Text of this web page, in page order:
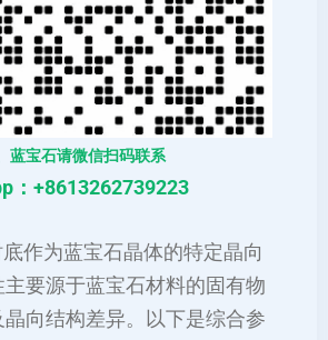
蓝宝石请微信扫码联系
：+8613262739223
作为蓝宝石晶体的特定晶向
要源于蓝宝石材料的固有物
向结构差异。以下是综合参